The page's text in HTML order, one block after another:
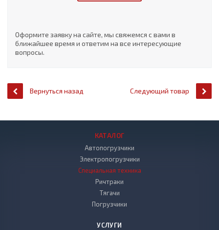
Оформите заявку на сайте, мы свяжемся с вами в
ближайшее время и ответим на все интересующие
вопросы.
Вернуться назад Следующий товар
КАТАЛОГ
Автопогрузчики
Электропогрузчики
Специальная техника
Ричтраки
Тягачи
Погрузчики
УСЛУГИ